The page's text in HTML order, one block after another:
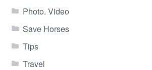
Photo. Video
Save Horses
Tips
Travel